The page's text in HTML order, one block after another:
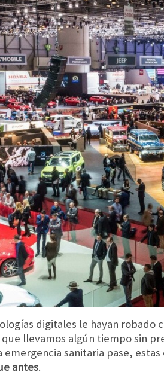
digitales le hayan robado
que llevamos algún tiempo sin
emergencia sanitaria pase,
antes.